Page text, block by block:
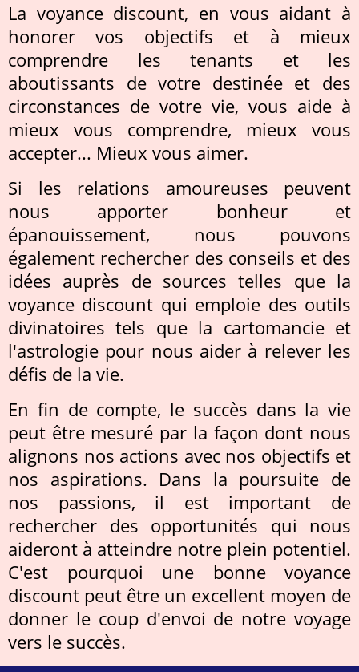
La voyance discount, en vous aidant à
honorer vos objectifs et à mieux
comprendre les tenants et les
aboutissants de votre destinée et des
circonstances de votre vie, vous aide à
mieux vous comprendre, mieux vous
accepter... Mieux vous aimer.
Si les relations amoureuses peuvent
nous apporter bonheur et
épanouissement, nous pouvons
également rechercher des conseils et des
idées auprès de sources telles que la
voyance discount qui emploie des outils
divinatoires tels que la cartomancie et
l'astrologie pour nous aider à relever les
défis de la vie.
En fin de compte, le succès dans la vie
peut être mesuré par la façon dont nous
alignons nos actions avec nos objectifs et
nos aspirations. Dans la poursuite de
nos passions, il est important de
rechercher des opportunités qui nous
aideront à atteindre notre plein potentiel.
C'est pourquoi une bonne voyance
discount peut être un excellent moyen de
donner le coup d'envoi de notre voyage
vers le succès.